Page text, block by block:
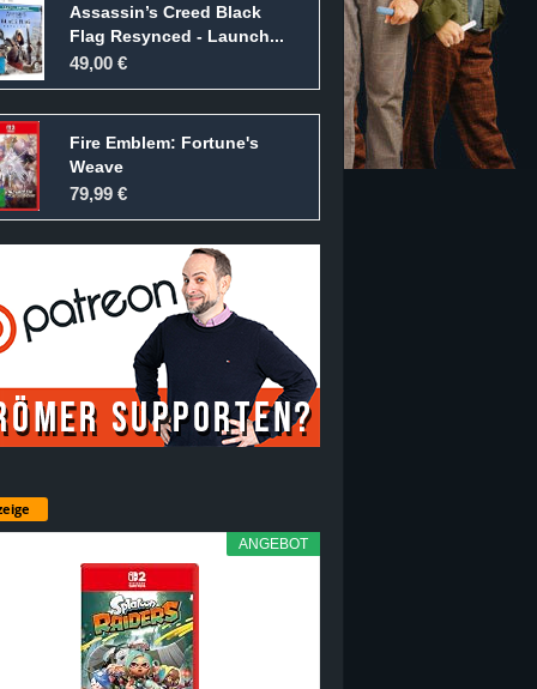
Assassin’s Creed Black
Flag Resynced - Launch...
49,00 €
Fire Emblem: Fortune's
Weave
79,99 €
ANGEBOT